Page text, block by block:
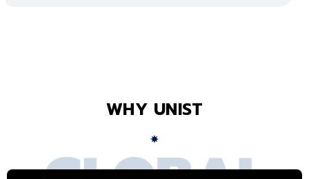
WHY UNIST